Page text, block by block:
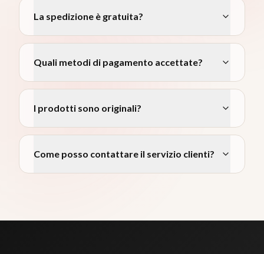
La spedizione è gratuita?
Quali metodi di pagamento accettate?
I prodotti sono originali?
Come posso contattare il servizio clienti?